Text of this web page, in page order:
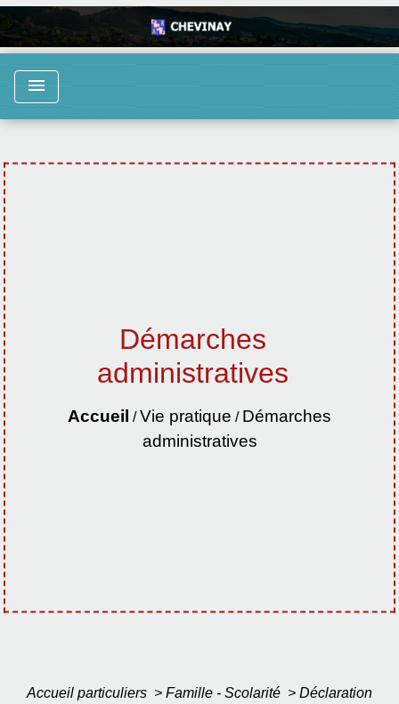
menu
Démarches
administratives
Accueil /Vie pratique / Démarches
administratives
Accueil particuliers > Famille - Scolarité > Déclaration